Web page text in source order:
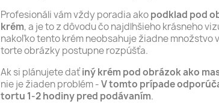
Profesionáli vám vždy poradia akopodklad pod
krém, a je to z dôvodu čo najdlhšieho krásneho
nakoľko tento krém neobsahuje žiadne množstvo
torte obrázky postupne rozpúšťa.
Ak si plánujete daťiný krém pod obrázok ako
nie je žiaden problém -V tomto prípade
tortu 1-2 hodiny pred podávaním.